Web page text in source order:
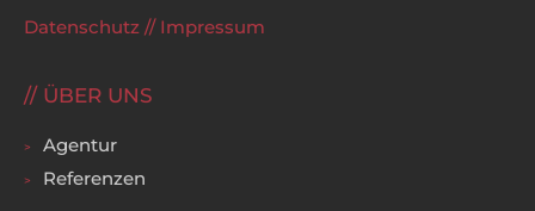
Datenschutz // Impressum
ÜBER UNS
Agentur
Referenzen